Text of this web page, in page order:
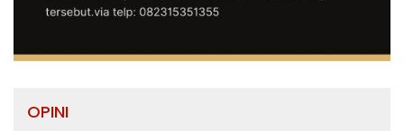
OPINI